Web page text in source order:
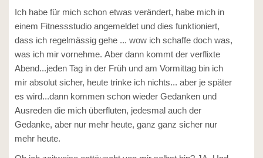
Ich habe für mich schon etwas verändert, habe mich in
einem Fitnessstudio angemeldet und dies funktioniert,
dass ich regelmässig gehe ... wow ich schaffe doch was,
was ich mir vornehme. Aber dann kommt der verflixte
Abend...jeden Tag in der Früh und am Vormittag bin ich
mir absolut sicher, heute trinke ich nichts... aber je später
es wird...dann kommen schon wieder Gedanken und
Ausreden die mich überfluten, jedesmal auch der
Gedanke, aber nur mehr heute, ganz ganz sicher nur
mehr heute.